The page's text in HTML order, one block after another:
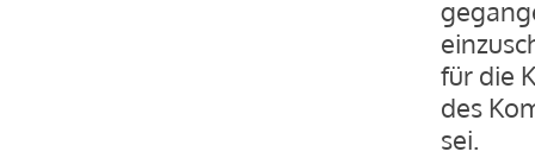
für die
des
sei.